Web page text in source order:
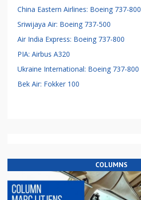
China Eastern Airlines: Boeing 737-800
Sriwijaya Air: Boeing 737-500
Air India Express: Boeing 737-800
PIA: Airbus A320
Ukraine International: Boeing 737-800
Bek Air: Fokker 100
COLUMNS